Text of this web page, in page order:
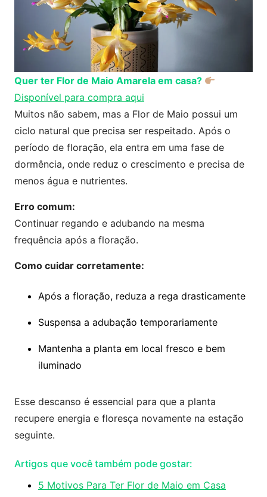
Quer ter Flor de Maio Amarela em casa?
Disponível para compra aqui
Muitos não sabem, mas a Flor de Maio possui um
ciclo natural que precisa ser respeitado. Após o
período de floração, ela entra em uma fase de
dormência, onde reduz o crescimento e precisa de
menos água e nutrientes.
Erro comum:
Continuar regando e adubando na mesma
frequência após a floração.
Como cuidar corretamente:
Após a floração, reduza a rega drasticamente
Suspensa a adubação temporariamente
Mantenha a planta em local fresco e bem
iluminado
Esse descanso é essencial para que a planta
recupere energia e floresça novamente na estação
seguinte.
Artigos que você também pode gostar:
5 Motivos Para Ter Flor de Maio em Casa